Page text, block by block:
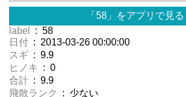
「58」をアプリで見る
label
: 58
日付 : 2013-03-26 00:00:00
スギ : 9.9
ヒノキ
: 0
合計 : 9.9
飛散ランク
: 少ない